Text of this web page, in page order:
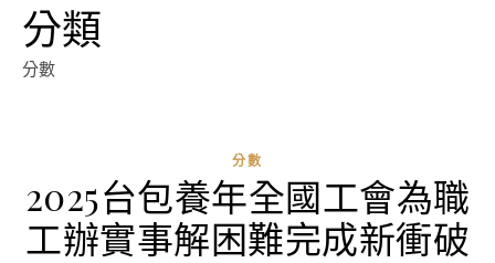
分類
分數
分數
2025台包養年全國工會為職
工辦實事解困難完成新衝破
0